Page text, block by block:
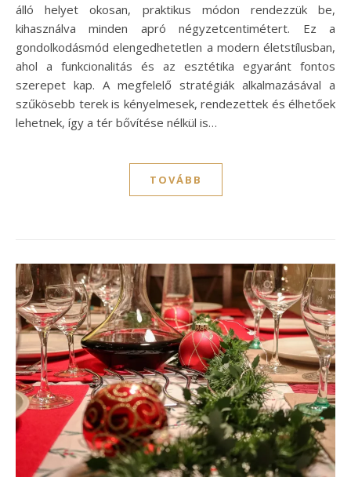
álló helyet okosan, praktikus módon rendezzük be,
kihasználva minden apró négyzetcentimétert. Ez a
gondolkodásmód elengedhetetlen a modern életstílusban,
ahol a funkcionalitás és az esztétika egyaránt fontos
szerepet kap. A megfelelő stratégiák alkalmazásával a
szűkösebb terek is kényelmesek, rendezettek és élhetőek
lehetnek, így a tér bővítése nélkül is…
TOVÁBB